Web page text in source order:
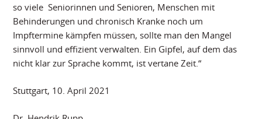
so viele Seniorinnen und Senioren, Menschen mit
Behinderungen und chronisch Kranke noch um
Impftermine kämpfen müssen, sollte man den Mangel
sinnvoll und effizient verwalten. Ein Gipfel, auf dem das
nicht klar zur Sprache kommt, ist vertane Zeit.“
Stuttgart, 10. April 2021